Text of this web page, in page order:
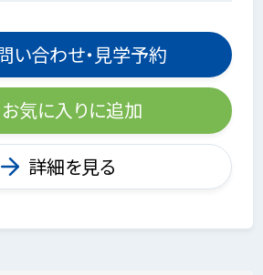
い合わせ・見学予約
お気に入りに追加
詳細を見る